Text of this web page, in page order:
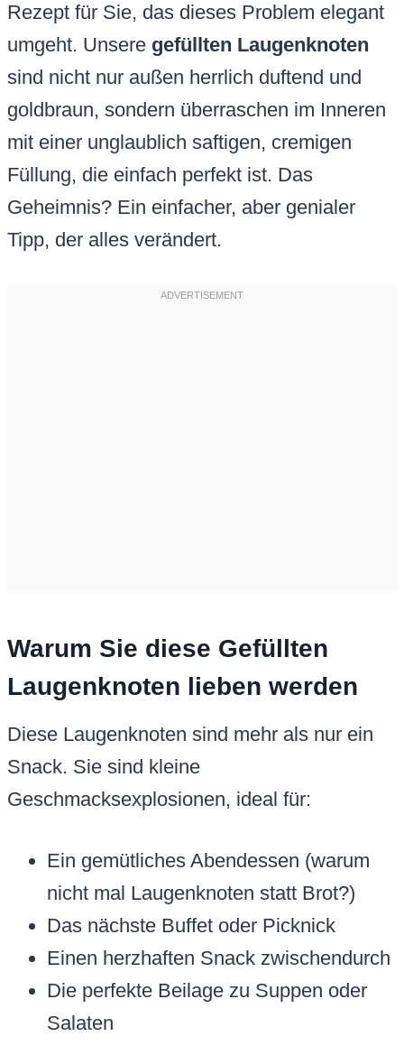
Rezept für Sie, das dieses Problem elegant
umgeht. Unsere gefüllten Laugenknoten
sind nicht nur außen herrlich duftend und
goldbraun, sondern überraschen im Inneren
mit einer unglaublich saftigen, cremigen
Füllung, die einfach perfekt ist. Das
Geheimnis? Ein einfacher, aber genialer
Tipp, der alles verändert.
Warum Sie diese Gefüllten
Laugenknoten lieben werden
Diese Laugenknoten sind mehr als nur ein
Snack. Sie sind kleine
Geschmacksexplosionen, ideal für:
Ein gemütliches Abendessen (warum
nicht mal Laugenknoten statt Brot?)
Das nächste Buffet oder Picknick
Einen herzhaften Snack zwischendurch
Die perfekte Beilage zu Suppen oder
Salaten